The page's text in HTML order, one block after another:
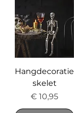
Hangdecoratie
skelet
Prijs
€ 10,95